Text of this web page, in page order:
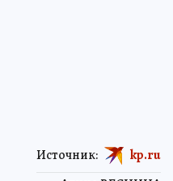
Источник: kp.ru